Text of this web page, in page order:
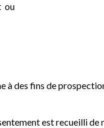
ou
des fins de
est recueilli